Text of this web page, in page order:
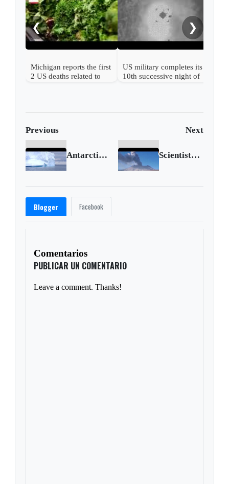
❮
Michigan reports the first
2 US deaths related to
US military completes its
10th successive night of
❯
Previous Next
Antarctic ice levels reach record lows Scientists monitoring Peru's active Ubinas volcano
Blogger Facebook
Comentarios
PUBLICAR UN COMENTARIO
Leave a comment. Thanks!